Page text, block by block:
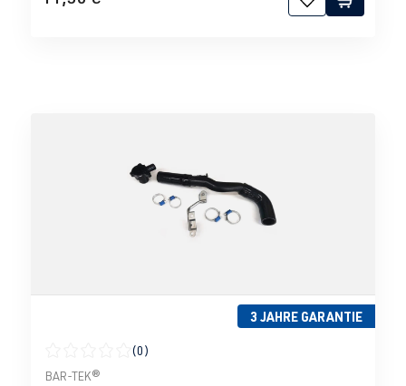
3 JAHRE GARANTIE
Durchschnittliche Bewertung von 0 von 5 Sternen
(0)
BAR-TEK®